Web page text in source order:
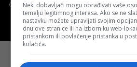
Copyright © 2026 D.S.O. PROMUS
Multimedia d.o.o.
Neki dobavljači mogu obrađivati vaše
temelju legitimnog interesa. Ako se ne
nastavku možete upravljati svojim
dnu ove stranice ili na izborniku web-
pristankom ili povlačenje pristanka u
kolačića.